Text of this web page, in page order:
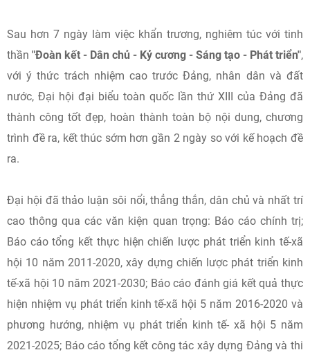
Sau hơn 7 ngày làm việc khẩn trương, nghiêm túc với tinh
thần "Đoàn kết - Dân chủ - Kỷ cương - Sáng tạo - Phát triển",
với ý thức trách nhiệm cao trước Đảng, nhân dân và đất
nước, Đại hội đại biểu toàn quốc lần thứ XIII của Đảng đã
thành công tốt đẹp, hoàn thành toàn bộ nội dung, chương
trình đề ra, kết thúc sớm hơn gần 2 ngày so với kế hoạch đề
ra.
Đại hội đã thảo luận sôi nổi, thẳng thắn, dân chủ và nhất trí
cao thông qua các văn kiện quan trọng: Báo cáo chính trị;
Báo cáo tổng kết thực hiện chiến lược phát triển kinh tế-xã
hội 10 năm 2011-2020, xây dựng chiến lược phát triển kinh
tế-xã hội 10 năm 2021-2030; Báo cáo đánh giá kết quả thực
hiện nhiệm vụ phát triển kinh tế-xã hội 5 năm 2016-2020 và
phương hướng, nhiệm vụ phát triển kinh tế- xã hội 5 năm
2021-2025; Báo cáo tổng kết công tác xây dựng Đảng và thi